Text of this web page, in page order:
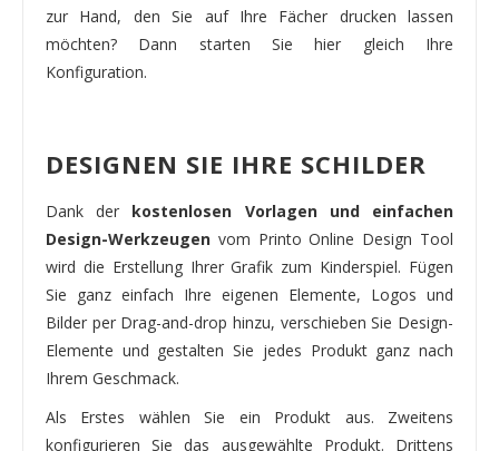
zur Hand, den Sie auf Ihre Fächer drucken lassen
möchten? Dann starten Sie hier gleich Ihre
Konfiguration.
DESIGNEN SIE IHRE SCHILDER
Dank der kostenlosen Vorlagen und einfachen
Design-Werkzeugen vom Printo Online Design Tool
wird die Erstellung Ihrer Grafik zum Kinderspiel. Fügen
Sie ganz einfach Ihre eigenen Elemente, Logos und
Bilder per Drag-and-drop hinzu, verschieben Sie Design-
Elemente und gestalten Sie jedes Produkt ganz nach
Ihrem Geschmack.
Als Erstes wählen Sie ein Produkt aus. Zweitens
konfigurieren Sie das ausgewählte Produkt. Drittens